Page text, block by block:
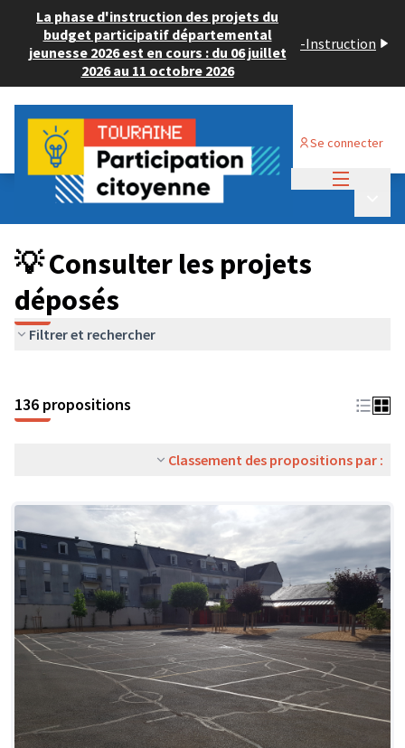
La phase d'instruction des projets du
budget participatif départemental
jeunesse 2026 est en cours : du 06 juillet
2026 au 11 octobre 2026
-Instruction
Se connecter
Budget Participatif JEUNESSE 2024
💡 Consulter les projets déposés
💡 Consulter les projets
déposés
Filtrer et rechercher
136 propositions
Classement des propositions par :